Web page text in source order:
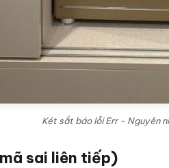
Két sắt báo lỗi Err - Nguyên
sai liên tiếp)